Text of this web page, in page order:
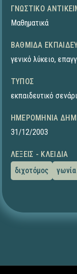
ΓΝΩΣΤΙΚΌ
Μαθηματικά
ΒΑΘΜΊΔΑ
γενικό λύκειο,
ΤΎΠΟΣ
εκπαιδευτικό
ΗΜΕΡΟΜΗΝΊΑ
31/12/2003
ΛΈΞΕΙΣ - ΚΛΕΙΔΙΆ
διχοτόμος
γωνία